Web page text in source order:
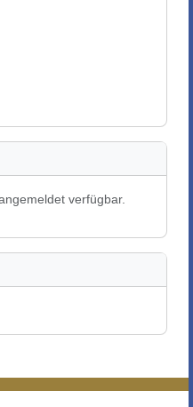
verfügbar.